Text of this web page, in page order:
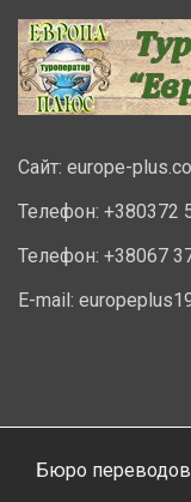
Сайт: europe-
Телефон: +380372
Телефон: +38067
E-mail:
Бюро переводов